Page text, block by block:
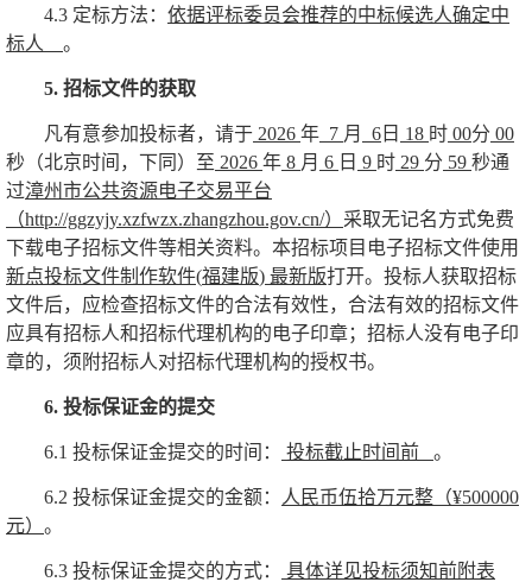
4.3 定标方法： 依据评标委员会推荐的中标候选人确定中
标人
。
5. 招标文件的获取
凡有意参加投标者，请于 2026 年 7 月 6 日 18 时 00分 00
秒（北京时间，下同）至 2026 年 8 月 6 日 9 时 29 分 59 秒通
过漳州市公共资源电子交易平台
（http://ggzyjy.xzfwzx.zhangzhou.gov.cn/） 采取无记名方式免费
下载电子招标文件等相关资料。本招标项目电子招标文件使用
新点投标文件制作软件(福建版) 最新版打开。投标人获取招标
文件后，应检查招标文件的合法有效性，合法有效的招标文件
应具有招标人和招标代理机构的电子印章；招标人没有电子印
章的，须附招标人对招标代理机构的授权书。
6. 投标保证金的提交
6.1 投标保证金提交的时间： 投标截止时间前 。
6.2 投标保证金提交的金额： 人民币伍拾万元整（¥500000
元） 。
6.3 投标保证金提交的方式：
具体详见投标须知前附表